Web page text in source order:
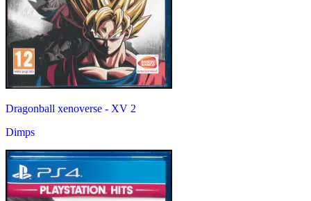
Dragonball xenoverse - XV 2
Dimps